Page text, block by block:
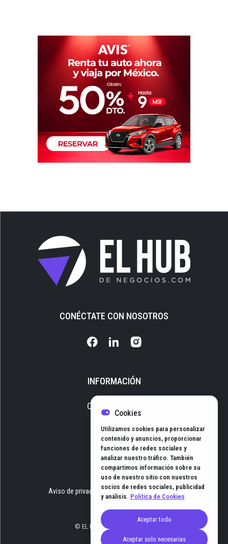
INFORMACIÓN
Quiénes somos
Newsletter
Contacto
CONÉCTATE CON NOSOTROS
Aviso de privacidad Términos y Condiciones
© EL HUB DE NEGOCIOS 2026
Cookies
Utilizamos cookies para personalizar
contenido y anuncios, proporcionar
funciones de redes sociales y
analizar nuestro tráfico. También
compartimos información sobre su
uso de nuestro sitio con nuestros
socios de redes sociales, publicidad
y análisis. Política de Cookies
Aceptar todo
Aceptar solo necesarias